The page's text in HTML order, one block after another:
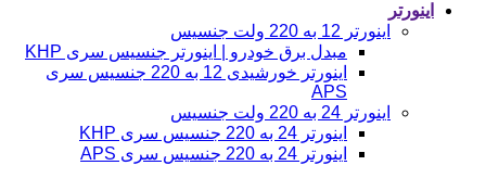
اینورتر
اینورتر 12 به 220 ولت جنسیس
مبدل برق خودرو | اینورتر جنسیس سری KHP
اینورتر خورشیدی 12 به 220 جنسیس سری
APS
اینورتر 24 به 220 ولت جنسیس
اینورتر 24 به 220 جنسیس سری KHP
اینورتر 24 به 220 جنسیس سری APS